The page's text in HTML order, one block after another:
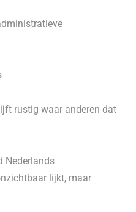
rustig waar anderen dat
Nederlands
lijkt, maar